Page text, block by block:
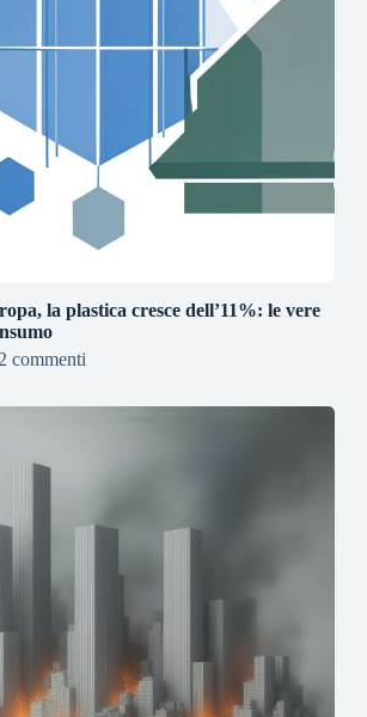
la plastica cresce dell’11%: le vere
2 commenti